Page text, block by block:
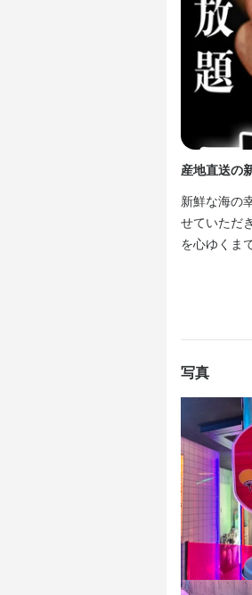
産地直送の
新鮮な海の
せていただ
を心ゆくま
写真
この
【経営ス
店舗運営
焼きの専
【成果はし
売上や業務
ップのチャ
軟な働き
身に付
包丁さばき
チーズの知識
仕入れ・食材の
店名
あたぼうや
新人スタ
のポイン
心してス
この
【未経験か
す。学歴や
たい方にも
い・食事
【ライフス
シフトは週
ブルワー
です。
身に
包丁さばき
出店開業ノウ